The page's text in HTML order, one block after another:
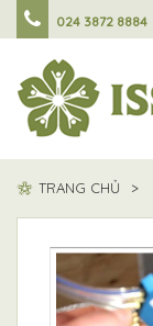
024 3872 8884
TRANG CHỦ